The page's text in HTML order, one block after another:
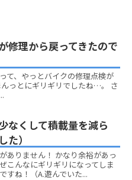
修理から戻ってきたので
て、やっとバイクの修理点検が
っとにギリギリでしたね…。 さ
なくして積載量を減ら
た）
ありません！ かなり余裕があっ
こんなにギリギリになってしま
すね！（A.遊んでいた...